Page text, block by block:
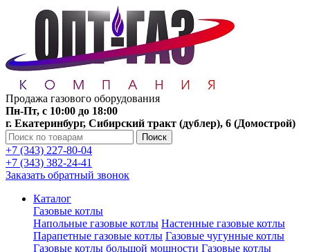
Продажа газового оборудования
Пн-Пт, с 10:00 до 18:00
г. Екатеринбург, Сибирский тракт (дублер), 6 (Домострой)
Поиск
+7 (343) 227-80-04
+7 (343) 382-24-41
Заказать обратный звонок
Каталог
Газовые котлы
Напольные газовые котлы Настенные газовые котлы
Парапетные газовые котлы Газовые чугунные котлы
Газовые котлы большой мощности Газовые котлы